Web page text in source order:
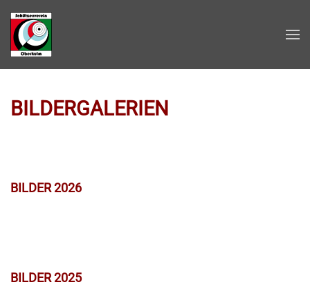
Zum Hauptinhalt springen
BILDERGALERIEN
BILDER 2026
BILDER 2025